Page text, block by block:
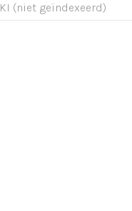
KI (niet geïndexeerd)